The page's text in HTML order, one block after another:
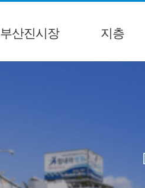
부산진시장 지층